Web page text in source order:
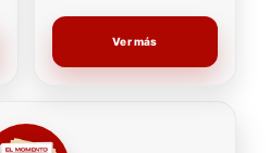
Ver más